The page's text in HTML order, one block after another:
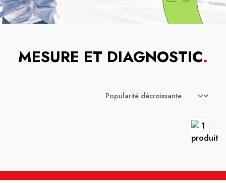
MESURE ET DIAGNOSTIC.